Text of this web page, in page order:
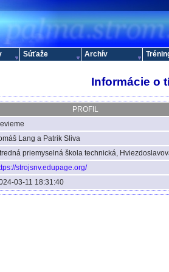
Informácie o
PROFIL
Lang a Patrik Sliva
priemyselná škola technická,
strojsnv.edupage.org/
03-11 18:31:40
Súťaže Archív